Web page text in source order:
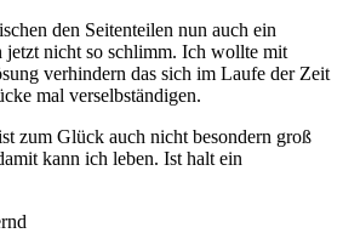
den Seitenteilen nun auch ein
nicht so schlimm. Ich wollte mit
verhindern das sich im Laufe der Zeit
mal verselbständigen.
zum Glück auch nicht besondern groß
kann ich leben. Ist halt ein